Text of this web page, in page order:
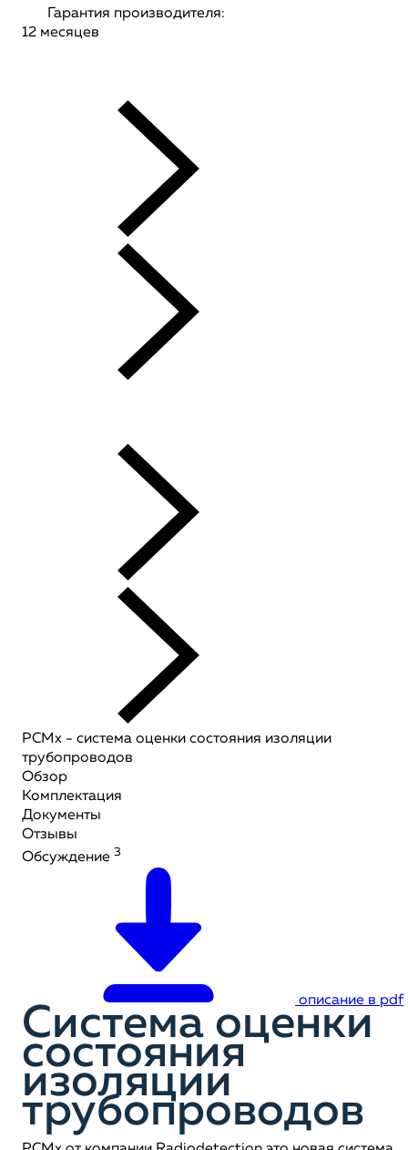
Гарантия производителя:
12 месяцев
PCMx - система оценки состояния изоляции
трубопроводов
Обзор
Комплектация
Документы
Отзывы
Обсуждение 3
описание в pdf
Система оценки
состояния
изоляции
трубопроводов